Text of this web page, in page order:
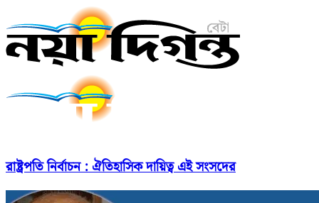
রাষ্ট্রপতি নির্বাচন : ঐতিহাসিক দায়িত্ব এই সংসদের